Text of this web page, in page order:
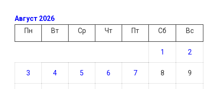
Август 2026
Пн
Вт Ср Чт Пт Сб Вс
1 2
3 4 5 6 7 8 9